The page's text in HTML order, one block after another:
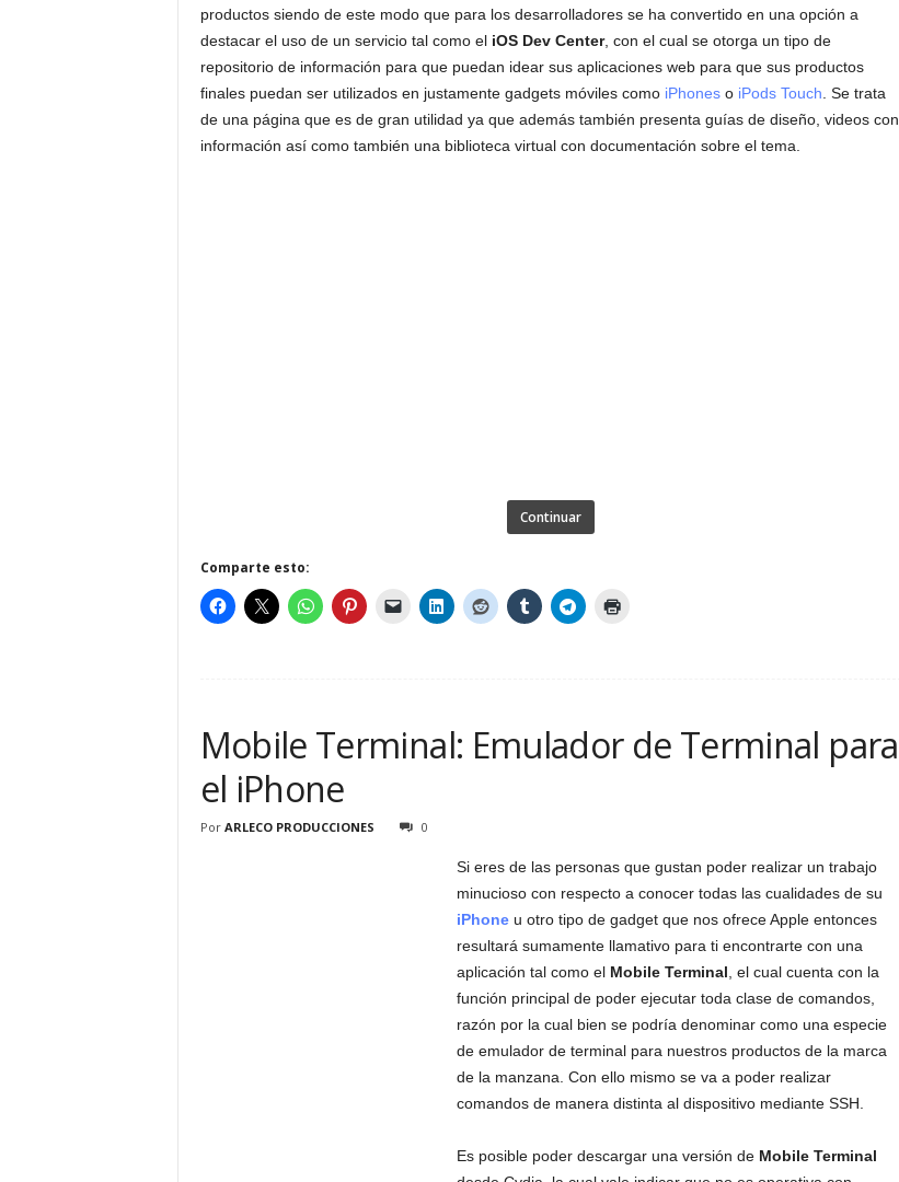
productos siendo de este modo que para los desarrolladores se ha convertido en una opción a
destacar el uso de un servicio tal como el iOS Dev Center, con el cual se otorga un tipo de
repositorio de información para que puedan idear sus aplicaciones web para que sus productos
finales puedan ser utilizados en justamente gadgets móviles como iPhoneso iPods Touch . Se trata
de una página que es de gran utilidad ya que además también presenta guías de diseño, videos con
información así como también una biblioteca virtual con documentación sobre el tema.
Continuar
Comparte esto:
Mobile Terminal: Emulador de Terminal para
el iPhone
Por ARLECO PRODUCCIONES 0
Si eres de las personas que gustan poder realizar un trabajo
minucioso con respecto a conocer todas las cualidades de su
iPhoneu otro tipo de gadget que nos ofrece Apple entonces
resultará sumamente llamativo para ti encontrarte con una
aplicación tal como el Mobile Terminal , el cual cuenta con la
función principal de poder ejecutar toda clase de comandos,
razón por la cual bien se podría denominar como una especie
de emulador de terminal para nuestros productos de la marca
de la manzana. Con ello mismo se va a poder realizar
comandos de manera distinta al dispositivo mediante SSH.
Es posible poder descargar una versión de Mobile Terminal